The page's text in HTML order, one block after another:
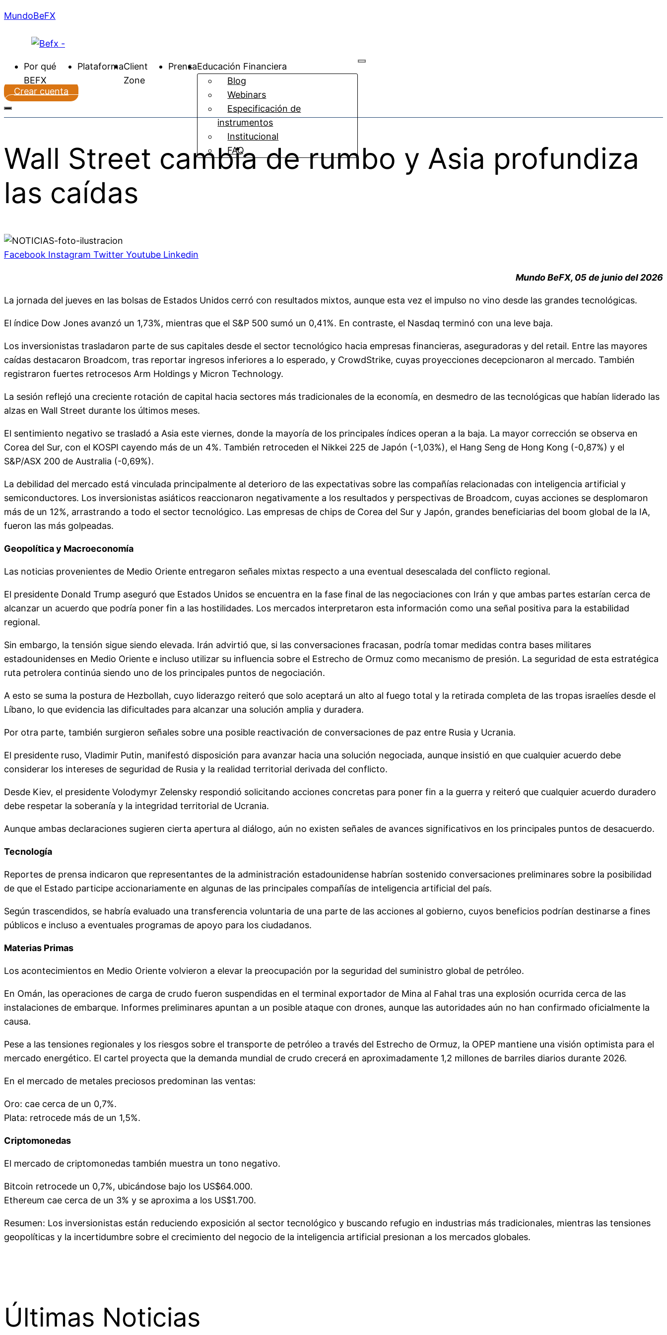
MundoBeFX
Por qué
BEFX
PlataformaClient
Zone
PrensaEducación Financiera
Blog
Webinars
Especificación de
instrumentos
Institucional
FAQ
Crear cuenta
Wall Street cambia de rumbo y Asia profundiza
las caídas
Facebook Instagram Twitter Youtube Linkedin
Mundo BeFX, 05 de junio del 2026
La jornada del jueves en las bolsas de Estados Unidos cerró con resultados mixtos, aunque esta vez el impulso no vino desde las grandes tecnológicas.
El índice Dow Jones avanzó un 1,73%, mientras que el S&P 500 sumó un 0,41%. En contraste, el Nasdaq terminó con una leve baja.
Los inversionistas trasladaron parte de sus capitales desde el sector tecnológico hacia empresas financieras, aseguradoras y del retail. Entre las mayores
caídas destacaron Broadcom, tras reportar ingresos inferiores a lo esperado, y CrowdStrike, cuyas proyecciones decepcionaron al mercado. También
registraron fuertes retrocesos Arm Holdings y Micron Technology.
La sesión reflejó una creciente rotación de capital hacia sectores más tradicionales de la economía, en desmedro de las tecnológicas que habían liderado las
alzas en Wall Street durante los últimos meses.
El sentimiento negativo se trasladó a Asia este viernes, donde la mayoría de los principales índices operan a la baja. La mayor corrección se observa en
Corea del Sur, con el KOSPI cayendo más de un 4%. También retroceden el Nikkei 225 de Japón (-1,03%), el Hang Seng de Hong Kong (-0,87%) y el
S&P/ASX 200 de Australia (-0,69%).
La debilidad del mercado está vinculada principalmente al deterioro de las expectativas sobre las compañías relacionadas con inteligencia artificial y
semiconductores. Los inversionistas asiáticos reaccionaron negativamente a los resultados y perspectivas de Broadcom, cuyas acciones se desplomaron
más de un 12%, arrastrando a todo el sector tecnológico. Las empresas de chips de Corea del Sur y Japón, grandes beneficiarias del boom global de la IA,
fueron las más golpeadas.
Geopolítica y Macroeconomía
Las noticias provenientes de Medio Oriente entregaron señales mixtas respecto a una eventual desescalada del conflicto regional.
El presidente Donald Trump aseguró que Estados Unidos se encuentra en la fase final de las negociaciones con Irán y que ambas partes estarían cerca de
alcanzar un acuerdo que podría poner fin a las hostilidades. Los mercados interpretaron esta información como una señal positiva para la estabilidad
regional.
Sin embargo, la tensión sigue siendo elevada. Irán advirtió que, si las conversaciones fracasan, podría tomar medidas contra bases militares
estadounidenses en Medio Oriente e incluso utilizar su influencia sobre el Estrecho de Ormuz como mecanismo de presión. La seguridad de esta estratégica
ruta petrolera continúa siendo uno de los principales puntos de negociación.
A esto se suma la postura de Hezbollah, cuyo liderazgo reiteró que solo aceptará un alto al fuego total y la retirada completa de las tropas israelíes desde el
Líbano, lo que evidencia las dificultades para alcanzar una solución amplia y duradera.
Por otra parte, también surgieron señales sobre una posible reactivación de conversaciones de paz entre Rusia y Ucrania.
El presidente ruso, Vladimir Putin, manifestó disposición para avanzar hacia una solución negociada, aunque insistió en que cualquier acuerdo debe
considerar los intereses de seguridad de Rusia y la realidad territorial derivada del conflicto.
Desde Kiev, el presidente Volodymyr Zelensky respondió solicitando acciones concretas para poner fin a la guerra y reiteró que cualquier acuerdo duradero
debe respetar la soberanía y la integridad territorial de Ucrania.
Aunque ambas declaraciones sugieren cierta apertura al diálogo, aún no existen señales de avances significativos en los principales puntos de desacuerdo.
Tecnología
Reportes de prensa indicaron que representantes de la administración estadounidense habrían sostenido conversaciones preliminares sobre la posibilidad
de que el Estado participe accionariamente en algunas de las principales compañías de inteligencia artificial del país.
Según trascendidos, se habría evaluado una transferencia voluntaria de una parte de las acciones al gobierno, cuyos beneficios podrían destinarse a fines
públicos e incluso a eventuales programas de apoyo para los ciudadanos.
Materias Primas
Los acontecimientos en Medio Oriente volvieron a elevar la preocupación por la seguridad del suministro global de petróleo.
En Omán, las operaciones de carga de crudo fueron suspendidas en el terminal exportador de Mina al Fahal tras una explosión ocurrida cerca de las
instalaciones de embarque. Informes preliminares apuntan a un posible ataque con drones, aunque las autoridades aún no han confirmado oficialmente la
causa.
Pese a las tensiones regionales y los riesgos sobre el transporte de petróleo a través del Estrecho de Ormuz, la OPEP mantiene una visión optimista para el
mercado energético. El cartel proyecta que la demanda mundial de crudo crecerá en aproximadamente 1,2 millones de barriles diarios durante 2026.
En el mercado de metales preciosos predominan las ventas:
Oro: cae cerca de un 0,7%.
Plata: retrocede más de un 1,5%.
Criptomonedas
El mercado de criptomonedas también muestra un tono negativo.
Bitcoin retrocede un 0,7%, ubicándose bajo los US$64.000.
Ethereum cae cerca de un 3% y se aproxima a los US$1.700.
Resumen: Los inversionistas están reduciendo exposición al sector tecnológico y buscando refugio en industrias más tradicionales, mientras las tensiones
geopolíticas y la incertidumbre sobre el crecimiento del negocio de la inteligencia artificial presionan a los mercados globales.
Últimas Noticias